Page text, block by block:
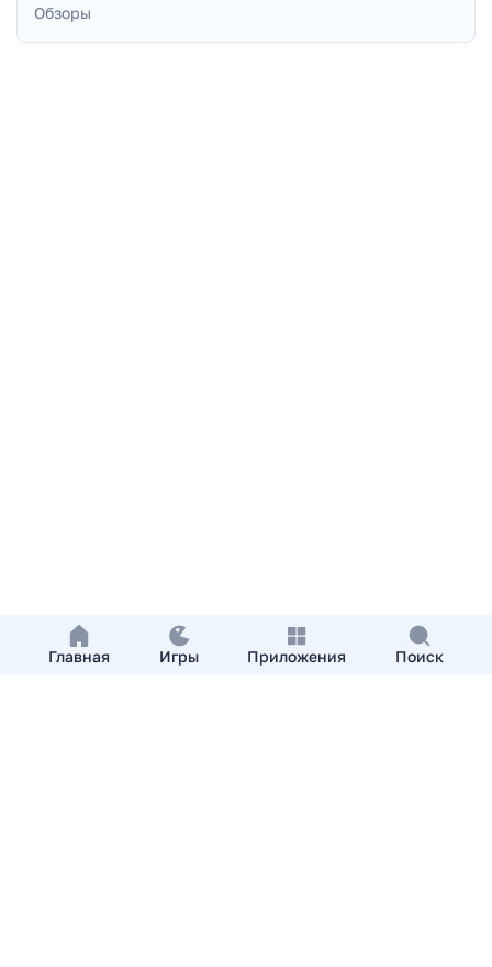
Главная Игры Приложения Поиск
Обзоры